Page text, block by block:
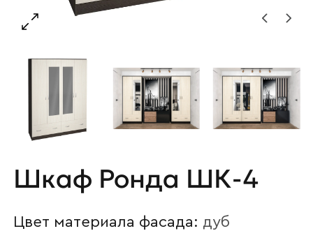
Шкаф Ронда ШК-4
Цвет материала фасада: дуб